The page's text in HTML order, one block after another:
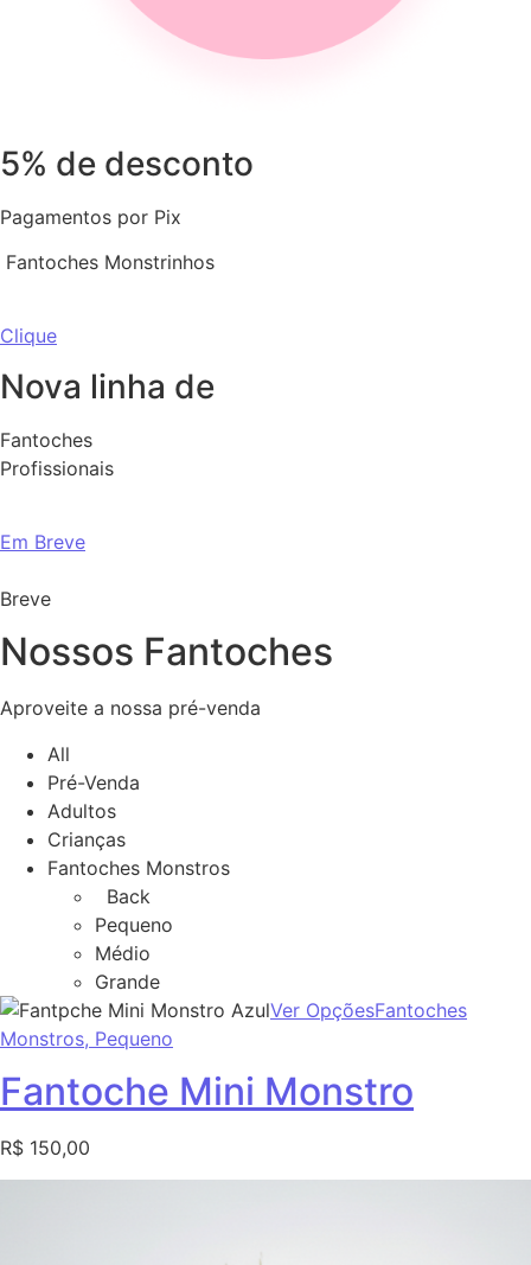
5% de desconto
Pagamentos por Pix
Fantoches Monstrinhos
Clique
Nova linha de
Fantoches
Profissionais
Em Breve
Breve
Nossos Fantoches
Aproveite a nossa pré-venda
All
Pré-Venda
Adultos
Crianças
Fantoches Monstros
Back
Pequeno
Médio
Grande
Ver OpçõesFantoches
Monstros, Pequeno
Fantoche Mini Monstro
R$ 150,00